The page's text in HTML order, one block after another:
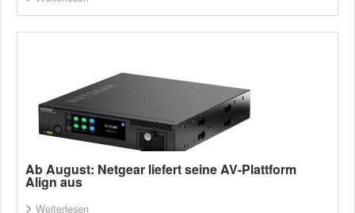
Ab August: Netgear liefert seine AV-Plattform
Align aus
Weiterlesen